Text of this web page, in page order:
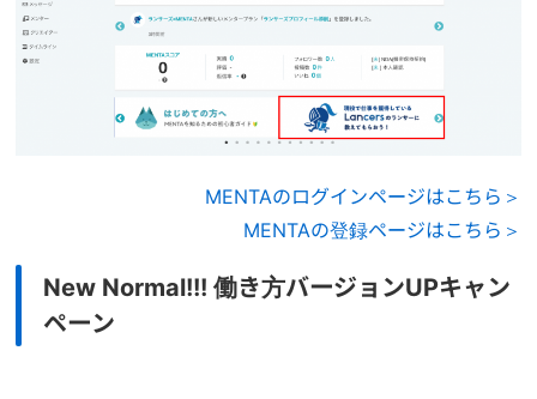
MENTAのログインページはこちら＞
MENTAの登録ページはこちら＞
New Normal!!! 働き方バージョンUPキャン
ペーン